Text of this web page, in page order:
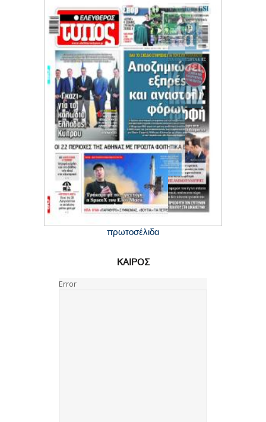
πρωτοσέλιδα
ΚΑΙΡΟΣ